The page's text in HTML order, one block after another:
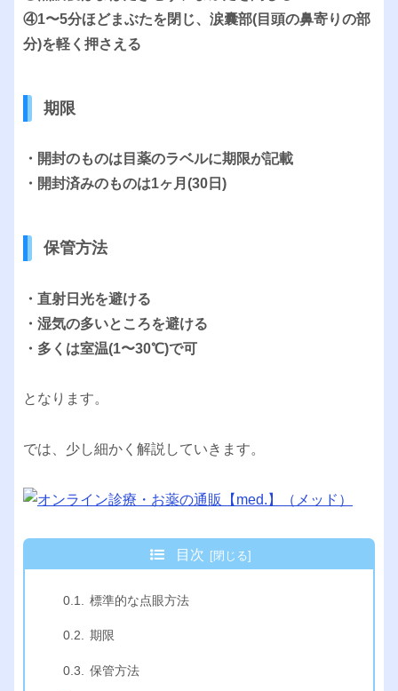
④1〜5分ほどまぶたを閉じ、涙囊部(目頭の鼻寄りの部
分)を軽く押さえる
期限
・開封のものは目薬のラベルに期限が記載
・開封済みのものは1ヶ月(30日)
保管方法
・直射日光を避ける
・湿気の多いところを避ける
・多くは室温(1〜30℃)で可
となります。
では、少し細かく解説していきます。
目次
標準的な点眼方法
期限
保管方法